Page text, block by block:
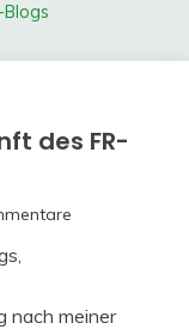
Blogs
des FR-
nach meiner